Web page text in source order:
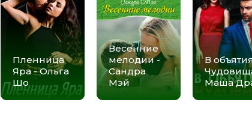
Пленница
Яра - Ольга
Шо
Весенние
мелодии -
Сандра
Мэй
В
Маша